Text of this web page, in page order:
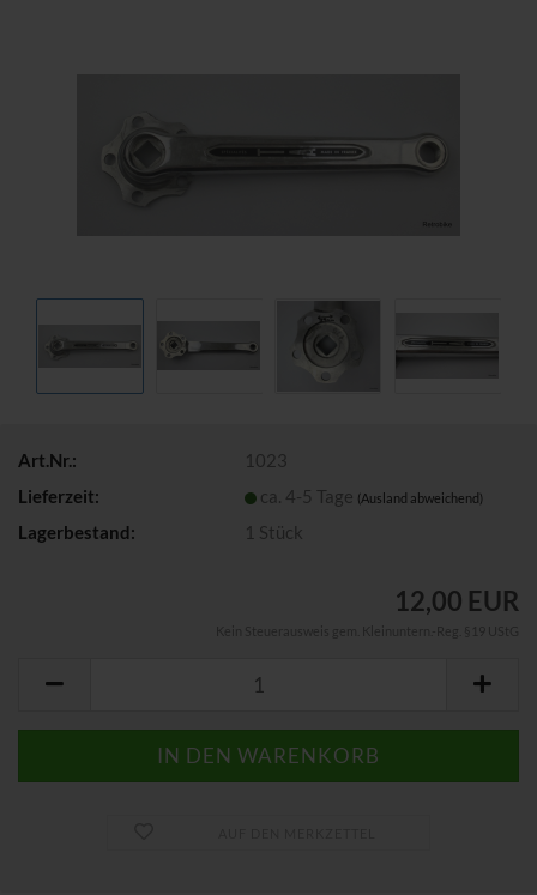
Art.Nr.:
1023
Lieferzeit:
ca. 4-5 Tage (Ausland abweichend)
Lagerbestand: 1 Stück
12,00 EUR